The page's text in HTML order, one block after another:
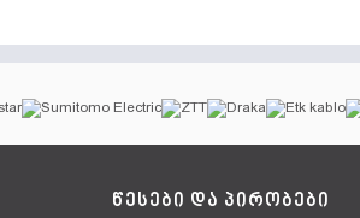
წესები და პირობები